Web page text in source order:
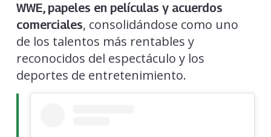
WWE, papeles en películas y acuerdos
comerciales, consolidándose como uno
de los talentos más rentables y
reconocidos del espectáculo y los
deportes de entretenimiento.